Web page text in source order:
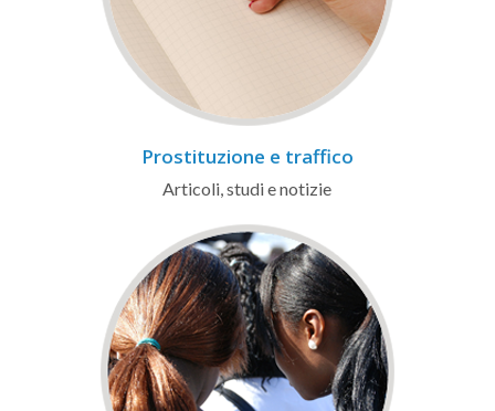
Prostituzione e traffico
Articoli, studi e notizie